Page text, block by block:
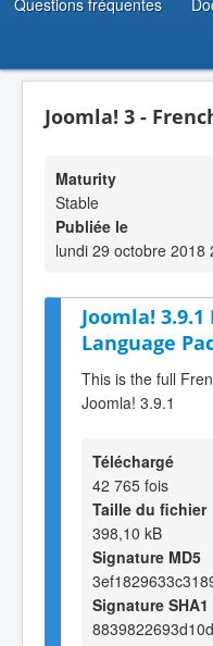
Questions fréquentes
Joomla! 3 -
Maturity
Stable
Publiée le
lundi 29 octobre 2018
Joomla!
Language
This is the full
Joomla! 3.9.1
Téléchargé
42 765 fois
Taille du fichier
398,10 kB
Signature MD5
Signature SHA1